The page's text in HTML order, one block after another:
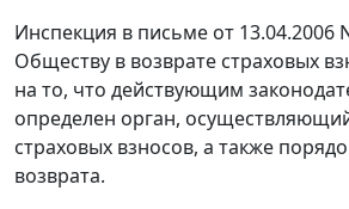
Инспекция в письме от 13.04.2006
Обществу в возврате страховых
на то, что действующим
определен орган,
страховых взносов, а также
возврата.